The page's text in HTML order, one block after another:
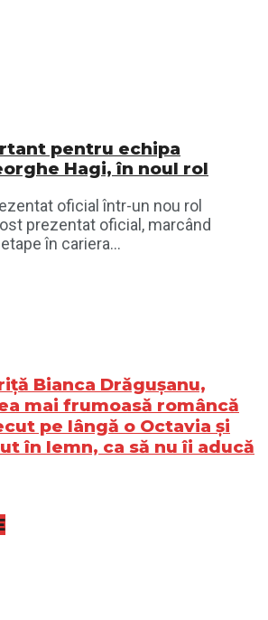
pentru echipa
Hagi, în noul rol
oficial într-un nou rol
prezentat oficial, marcând
în cariera...
Bianca Drăgușanu,
mai frumoasă româncă
pe lângă o Octavia și
în lemn, ca să nu îi aducă